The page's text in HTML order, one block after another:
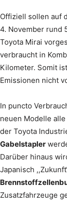
Offiziell sollen auf
4. November rund
Toyota Mirai
verbraucht in
Kilometer. Somit
Emissionen nicht
In puncto
neuen Modelle
der Toyota
Gabelstapler
Darüber hinaus
Japanisch
Zusatzfahrzeuge